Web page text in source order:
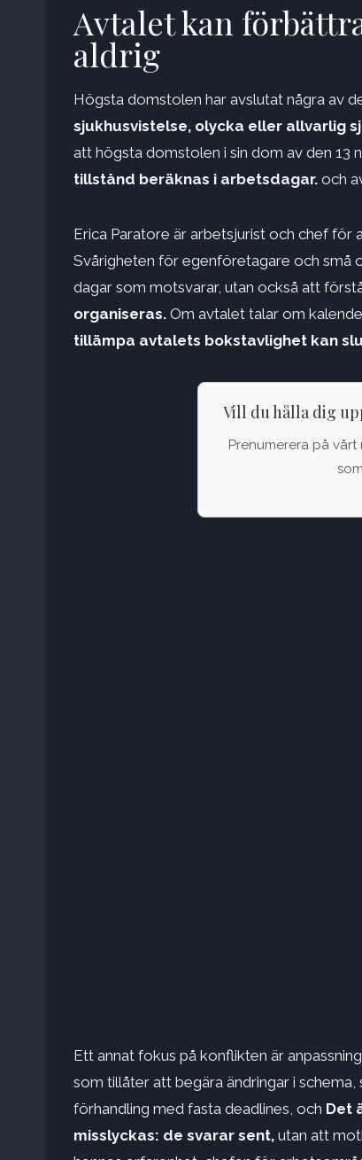
Avtalet kan
aldrig
Högsta domstolen har avslutat några av
sjukhusvistelse, olycka eller allvarlig
att högsta domstolen i sin dom av den 13
tillstånd beräknas i arbetsdagar. och
Erica Paratore är arbetsjurist och chef för
Svårigheten för egenföretagare och små
dagar som motsvarar, utan också att
organiseras. Om avtalet talar om
tillämpa avtalets bokstavlighet kan
Vill du hålla dig
Prenumerera på
Ett annat fokus på konflikten är
som tillåter att begära ändringar i
förhandling med fasta deadlines, och Det
misslyckas: de svarar sent, utan att